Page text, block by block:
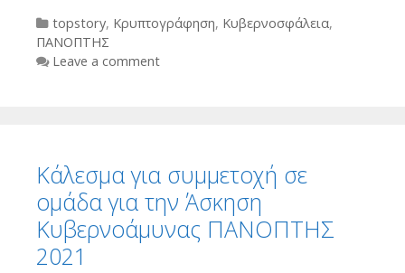
Categories
topstory, Κρυπτογράφηση, Κυβερνοσφάλεια,
ΠΑΝΟΠΤΗΣ
Leave a comment
Κάλεσμα για συμμετοχή σε
ομάδα για την Άσκηση
Κυβερνοάμυνας ΠΑΝΟΠΤΗΣ
2021